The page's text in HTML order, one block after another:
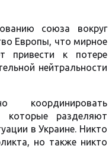
союза вокруг
Европы, что мирное
привести к потере
нейтральности
которые разделяют
в Украине. Никто
но также никто